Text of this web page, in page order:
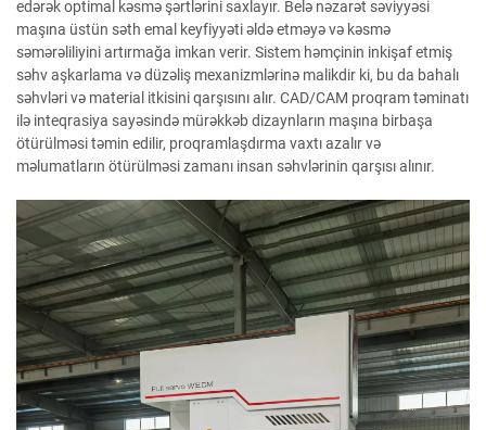
edərək optimal kəsmə şərtlərini saxlayır. Belə nəzarət səviyyəsi
maşına üstün səth emal keyfiyyəti əldə etməyə və kəsmə
səmərəliliyini artırmağa imkan verir. Sistem həmçinin inkişaf etmiş
səhv aşkarlama və düzəliş mexanizmlərinə malikdir ki, bu da bahalı
səhvləri və material itkisini qarşısını alır. CAD/CAM proqram təminatı
ilə inteqrasiya sayəsində mürəkkəb dizaynların maşına birbaşa
ötürülməsi təmin edilir, proqramlaşdırma vaxtı azalır və
məlumatların ötürülməsi zamanı insan səhvlərinin qarşısı alınır.